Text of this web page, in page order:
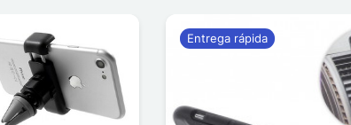
Entrega rápida